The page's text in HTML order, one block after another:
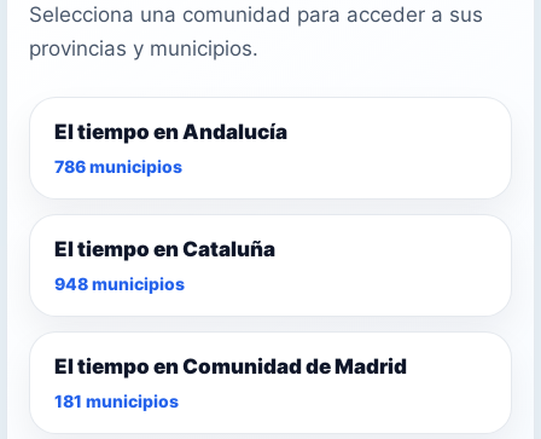
Selecciona una comunidad para acceder a sus
provincias y municipios.
El tiempo en Andalucía
786 municipios
El tiempo en Cataluña
948 municipios
El tiempo en Comunidad de Madrid
181 municipios